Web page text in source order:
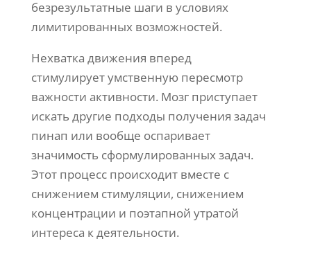
безрезультатные шаги в условиях
лимитированных возможностей.
Нехватка движения вперед
стимулирует умственную пересмотр
важности активности. Мозг приступает
искать другие подходы получения задач
пинап или вообще оспаривает
значимость сформулированных задач.
Этот процесс происходит вместе с
снижением стимуляции, снижением
концентрации и поэтапной утратой
интереса к деятельности.